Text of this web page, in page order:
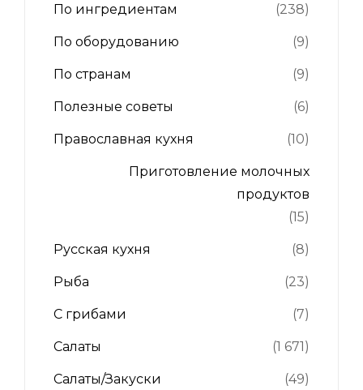
По ингредиентам (238)
По оборудованию (9)
По странам (9)
Полезные советы (6)
Православная кухня (10)
Приготовление молочных
продуктов
(15)
Русская кухня (8)
Рыба (23)
С грибами (7)
Салаты (1 671)
Салаты/Закуски (49)